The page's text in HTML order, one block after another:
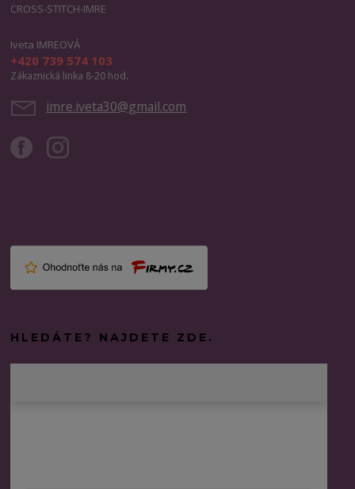
HLEDÁTE? NAJDETE ZDE.
CROSS-STITCH-IMRE
Iveta IMREOVÁ
+420 739 574 103
Zákaznická linka 8-20 hod.
imre.iveta30@gmail.com